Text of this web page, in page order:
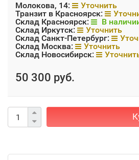
Молокова, 14:
Уточнить
Транзит в Красноярск:
Склад Красноярск:
В
Склад Иркутск:
Уточнить
Склад Санкт-Петербург:
Склад Москва:
Уточнить
Склад Новосибирск:
50 300 руб.